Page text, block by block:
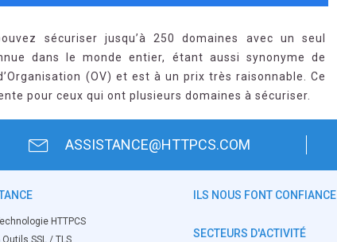
sécuriser jusqu’à 250 domaines avec un seul
dans le monde entier, étant aussi synonyme de
(OV) et est à un prix très raisonnable. Ce
pour ceux qui ont plusieurs domaines à sécuriser.
ASSISTANCE@HTTPCS.COM
HTTPCS
Outils SSL / TLS
ILS NOUS FONT CONFIANCE
SECTEURS D'ACTIVITÉ